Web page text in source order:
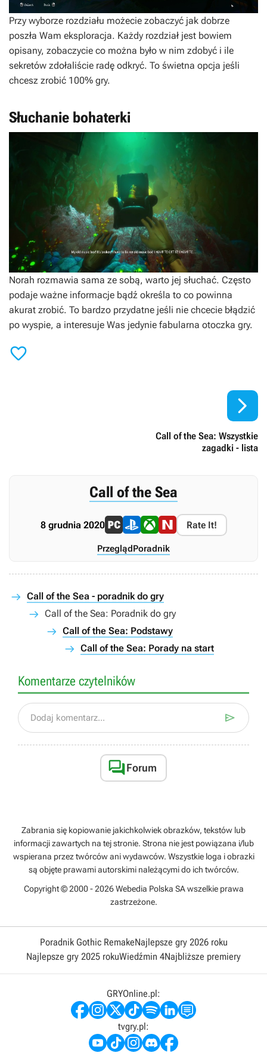
Przy wyborze rozdziału możecie zobaczyć jak dobrze
poszła Wam eksploracja. Każdy rozdział jest bowiem
opisany, zobaczycie co można było w nim zdobyć i ile
sekretów zdołaliście radę odkryć. To świetna opcja jeśli
chcesz zrobić 100% gry.
Słuchanie bohaterki
Norah rozmawia sama ze sobą, warto jej słuchać. Często
podaje ważne informacje bądź określa to co powinna
akurat zrobić. To bardzo przydatne jeśli nie chcecie błądzić
po wyspie, a interesuje Was jedynie fabularna otoczka gry.

Call of the Sea: Wszystkie
zagadki - lista

Call of the Sea
8 grudnia 2020 Rate It!
PrzeglądPoradnik
Call of the Sea - poradnik do gry
Call of the Sea: Poradnik do gry
Call of the Sea: Podstawy
Call of the Sea: Porady na start
Komentarze czytelników
Dodaj komentarz... 
Forum
Zabrania się kopiowanie jakichkolwiek obrazków, tekstów lub
informacji zawartych na tej stronie. Strona nie jest powiązana i/lub
wspierana przez twórców ani wydawców. Wszystkie loga i obrazki
są objęte prawami autorskimi należącymi do ich twórców.
Copyright © 2000 - 2026 Webedia Polska SA wszelkie prawa
zastrzeżone.
Poradnik Gothic RemakeNajlepsze gry 2026 roku
Najlepsze gry 2025 rokuWiedźmin 4Najbliższe premiery
GRYOnline.pl:
tvgry.pl: